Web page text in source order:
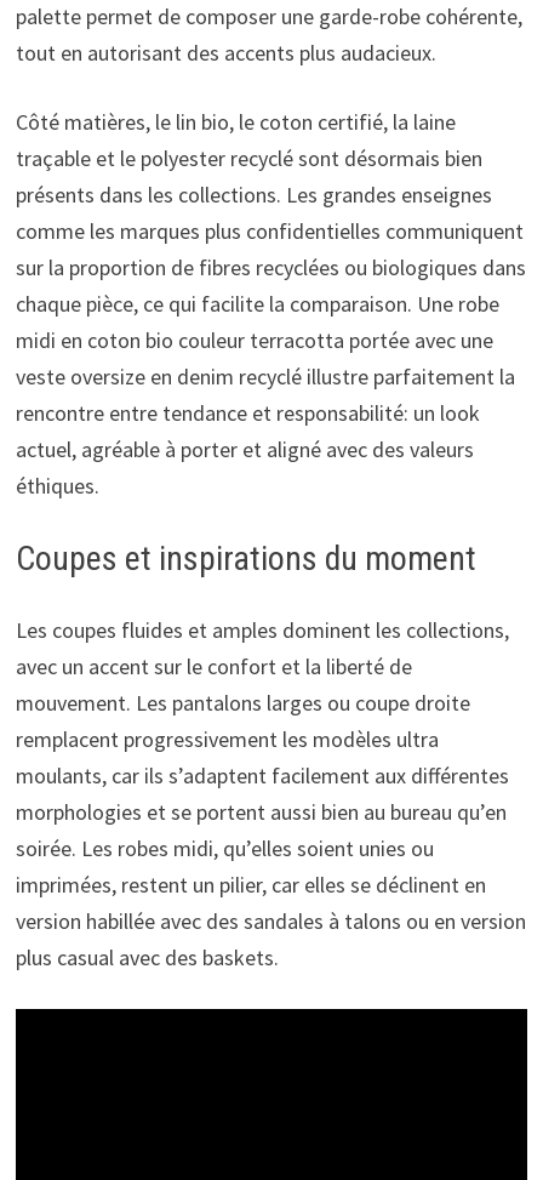
palette permet de composer une garde-robe cohérente,
tout en autorisant des accents plus audacieux.
Côté matières, le lin bio, le coton certifié, la laine
traçable et le polyester recyclé sont désormais bien
présents dans les collections. Les grandes enseignes
comme les marques plus confidentielles communiquent
sur la proportion de fibres recyclées ou biologiques dans
chaque pièce, ce qui facilite la comparaison. Une robe
midi en coton bio couleur terracotta portée avec une
veste oversize en denim recyclé illustre parfaitement la
rencontre entre tendance et responsabilité: un look
actuel, agréable à porter et aligné avec des valeurs
éthiques.
Coupes et inspirations du moment
Les coupes fluides et amples dominent les collections,
avec un accent sur le confort et la liberté de
mouvement. Les pantalons larges ou coupe droite
remplacent progressivement les modèles ultra
moulants, car ils s’adaptent facilement aux différentes
morphologies et se portent aussi bien au bureau qu’en
soirée. Les robes midi, qu’elles soient unies ou
imprimées, restent un pilier, car elles se déclinent en
version habillée avec des sandales à talons ou en version
plus casual avec des baskets.